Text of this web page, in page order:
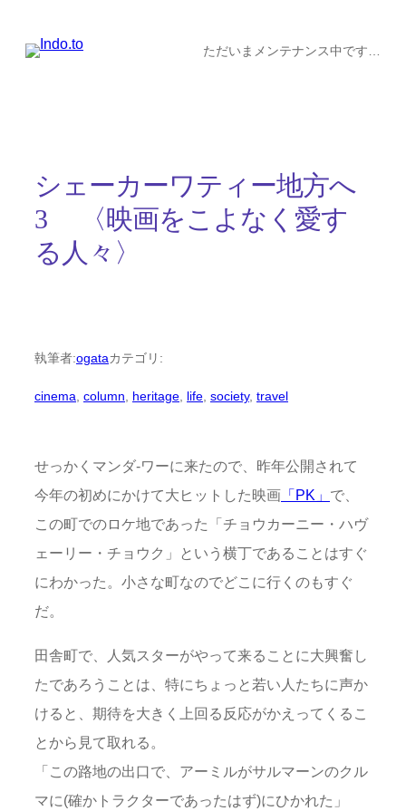
ただいまメンテナンス中です…
シェーカーワティー地方へ
3 〈映画をこよなく愛す
る人々〉
執筆者:ogataカテゴリ:
cinema column heritage life society, travel
せっかくマンダ‐ワーに来たので、昨年公開されて
今年の初めにかけて大ヒットした映画 「PK」 で、
この町でのロケ地であった「チョウカーニー・ハヴ
ェーリー・チョウク」という横丁であることはすぐ
にわかった。小さな町なのでどこに行くのもすぐ
だ。
田舎町で、人気スターがやって来ることに大興奮し
たであろうことは、特にちょっと若い人たちに声か
けると、期待を大きく上回る反応がかえってくるこ
とから見て取れる。
「この路地の出口で、アーミルがサルマーンのクル
マに(確かトラクターであったはず)にひかれた」